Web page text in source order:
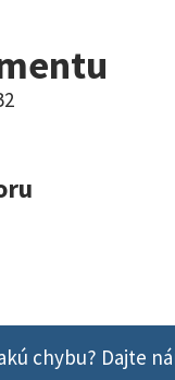
chybu? Dajte